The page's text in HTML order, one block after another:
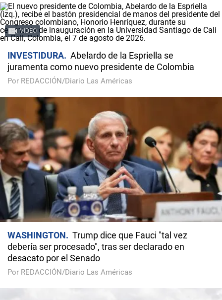
VIDEO
INVESTIDURA
Abelardo de la Espriella se
juramenta como nuevo presidente de Colombia
Por REDACCIÓN/Diario Las Américas
WASHINGTON
Trump dice que Fauci "tal vez
debería ser procesado", tras ser declarado en
desacato por el Senado
Por REDACCIÓN/Diario Las Américas